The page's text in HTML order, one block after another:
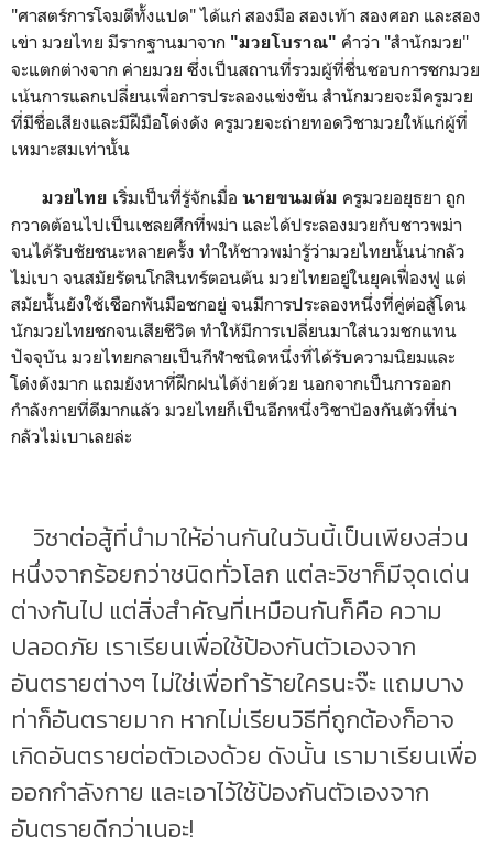
"ศาสตร์การโจมตีทั้งแปด" ได้แก่ สองมือ สองเท้า สองศอก และสอง
เข่า มวยไทย มีรากฐานมาจาก "มวยโบราณ" คำว่า "สำนักมวย"
จะแตกต่างจาก ค่ายมวย ซึ่งเป็นสถานที่รวมผู้ที่ชื่นชอบการชกมวย
เน้นการแลกเปลี่ยนเพื่อการประลองแข่งขัน สำนักมวยจะมีครูมวย
ที่มีชื่อเสียงและมีฝีมือโด่งดัง ครูมวยจะถ่ายทอดวิชามวยให้แก่ผู้ที่
เหมาะสมเท่านั้น
มวยไทย เริ่มเป็นที่รู้จักเมื่อ นายขนมต้ม ครูมวยอยุธยา ถูก
กวาดต้อนไปเป็นเชลยศึกที่พม่า และได้ประลองมวยกับชาวพม่า
จนได้รับชัยชนะหลายครั้ง ทำให้ชาวพม่ารู้ว่ามวยไทยนั้นน่ากลัว
ไม่เบา จนสมัยรัตนโกสินทร์ตอนต้น มวยไทยอยู่ในยุคเฟื่องฟู แต่
สมัยนั้นยังใช้เชือกพันมือชกอยู่ จนมีการประลองหนึ่งที่คู่ต่อสู้โดน
นักมวยไทยชกจนเสียชีวิต ทำให้มีการเปลี่ยนมาใส่นวมชกแทน
ปัจจุบัน มวยไทยกลายเป็นกีฬาชนิดหนึ่งที่ได้รับความนิยมและ
โด่งดังมาก แถมยังหาที่ฝึกฝนได้ง่ายด้วย นอกจากเป็นการออก
กำลังกายที่ดีมากแล้ว มวยไทยก็เป็นอีกหนึ่งวิชาป้องกันตัวที่น่า
กลัวไม่เบาเลยล่ะ
วิชาต่อสู้ที่นำมาให้อ่านกันในวันนี้เป็นเพียงส่วน
หนึ่งจากร้อยกว่าชนิดทั่วโลก แต่ละวิชาก็มีจุดเด่น
ต่างกันไป แต่สิ่งสำคัญที่เหมือนกันก็คือ ความ
ปลอดภัย เราเรียนเพื่อใช้ป้องกันตัวเองจาก
อันตรายต่างๆ ไม่ใช่เพื่อทำร้ายใครนะจ๊ะ แถมบาง
ท่าก็อันตรายมาก หากไม่เรียนวิธีที่ถูกต้องก็อาจ
เกิดอันตรายต่อตัวเองด้วย ดังนั้น เรามาเรียนเพื่อ
ออกกำลังกาย และเอาไว้ใช้ป้องกันตัวเองจาก
อันตรายดีกว่าเนอะ!